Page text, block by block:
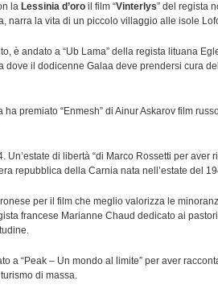
la Lessinia d’oro il film “Vinterlys” del regista
narra la vita di un piccolo villaggio alle isole
è andato a “Ub Lama” della regista lituana
il dodicenne Galaa deve prendersi cura
premiato “Enmesh” di Ainur Askarov film
Un’estate di libertà “di Marco Rossetti per aver
repubblica della Carnia nata nell’estate del
per il film che meglio valorizza le
francese Marianne Chaud dedicato ai
a “Peak – Un mondo al limite” per aver
di massa.